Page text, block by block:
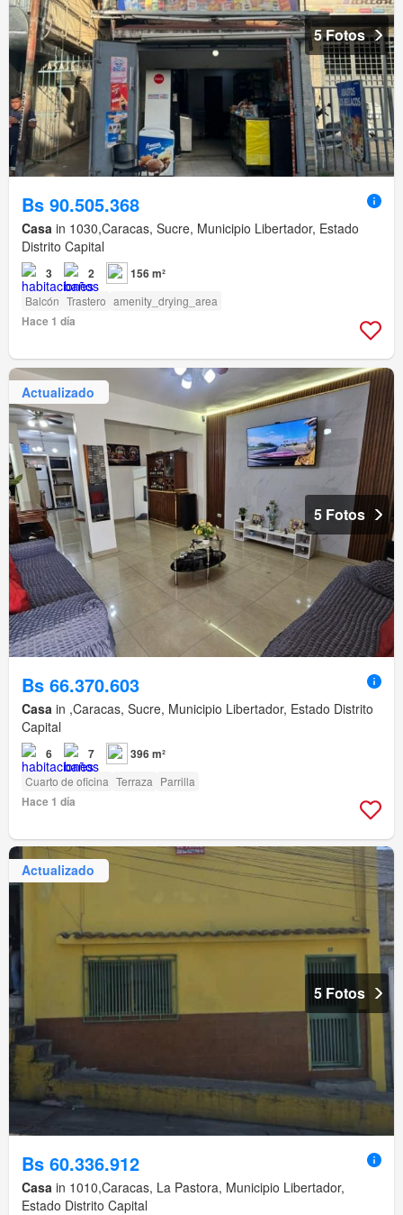
5 Fotos
Bs 90.505.368
Casa in 1030,Caracas, Sucre, Municipio Libertador, Estado
Distrito Capital
3 2 156 m²
Balcón Trastero amenity_drying_area
Hace 1 día
Actualizado
5 Fotos
Bs 66.370.603
Casa in ,Caracas, Sucre, Municipio Libertador, Estado Distrito
Capital
6 7 396 m²
Cuarto de oficina Terraza Parrilla
Hace 1 día
Actualizado
5 Fotos
Bs 60.336.912
Casa in 1010,Caracas, La Pastora, Municipio Libertador,
Estado Distrito Capital